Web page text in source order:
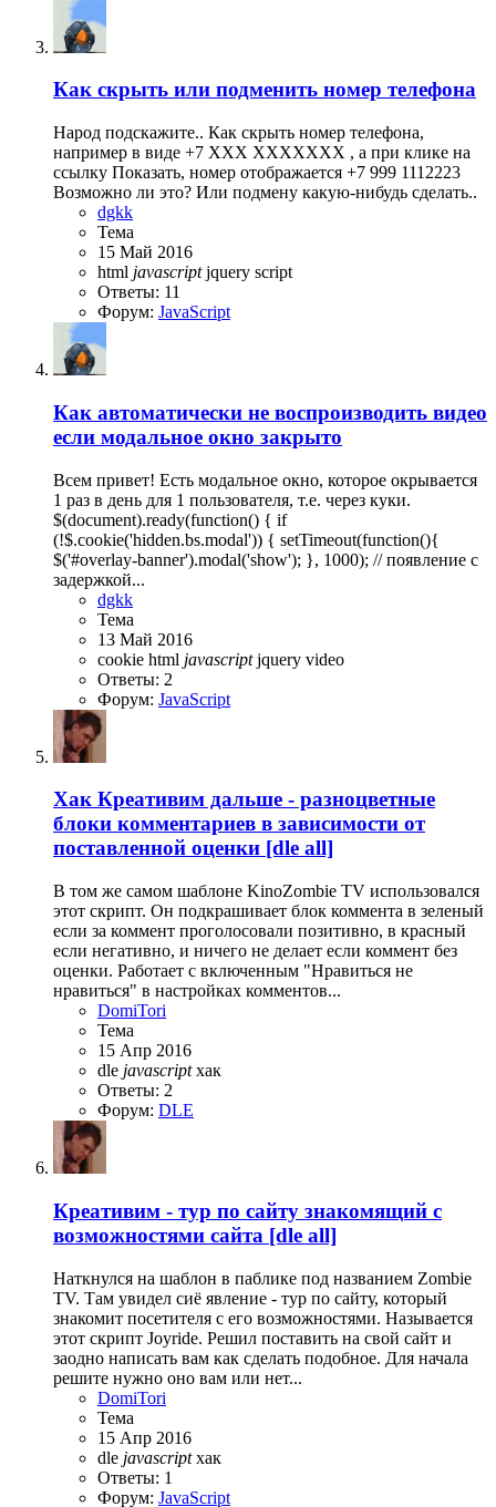
Как скрыть или подменить номер телефона
Народ подскажите.. Как скрыть номер телефона,
например в виде +7 XXX XXXXXXX , а при клике на
ссылку Показать, номер отображается +7 999 1112223
Возможно ли это? Или подмену какую-нибудь сделать..
dgkk
Тема
15 Май 2016
html javascript jquery script
Ответы: 11
Форум: JavaScript
Как автоматически не воспроизводить видео
если модальное окно закрыто
Всем привет! Есть модальное окно, которое окрывается
1 раз в день для 1 пользователя, т.е. через куки.
$(document).ready(function() { if
(!$.cookie('hidden.bs.modal')) { setTimeout(function(){
$('#overlay-banner').modal('show'); }, 1000); // появление с
задержкой...
dgkk
Тема
13 Май 2016
cookie html javascript jquery video
Ответы: 2
Форум: JavaScript
Хак Креативим дальше - разноцветные
блоки комментариев в зависимости от
поставленной оценки [dle all]
В том же самом шаблоне KinoZombie TV использовался
этот скрипт. Он подкрашивает блок коммента в зеленый
если за коммент проголосовали позитивно, в красный
если негативно, и ничего не делает если коммент без
оценки. Работает с включенным "Нравиться не
нравиться" в настройках комментов...
DomiTori
Тема
15 Апр 2016
dle javascript хак
Ответы: 2
Форум: DLE
Креативим - тур по сайту знакомящий с
возможностями сайта [dle all]
Наткнулся на шаблон в паблике под названием Zombie
TV. Там увидел сиё явление - тур по сайту, который
знакомит посетителя с его возможностями. Называется
этот скрипт Joyride. Решил поставить на свой сайт и
заодно написать вам как сделать подобное. Для начала
решите нужно оно вам или нет...
DomiTori
Тема
15 Апр 2016
dle javascript хак
Ответы: 1
Форум: JavaScript